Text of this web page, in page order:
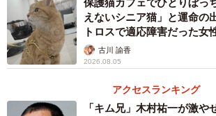
辺りを見渡すと食事を与えている様子
間内で食い負けしているのか？それとも
ていないのか？全く分からないが、とに
養補給が必要な状態であることは一目瞭
へと戻った。
保護猫カフェでひとりぼっ
えないシニア猫」と運命の
トロスで適応障害だった女
古川 諭香
2026.08.05
アクセスランキング
「キム兄」木村祐一が激や